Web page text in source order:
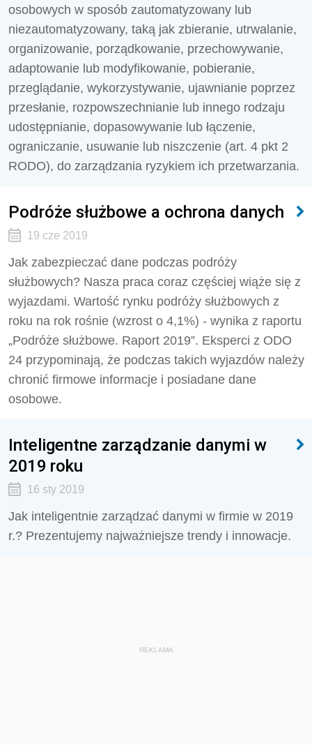
osobowych w sposób zautomatyzowany lub
niezautomatyzowany, taką jak zbieranie, utrwalanie,
organizowanie, porządkowanie, przechowywanie,
adaptowanie lub modyfikowanie, pobieranie,
przeglądanie, wykorzystywanie, ujawnianie poprzez
przesłanie, rozpowszechnianie lub innego rodzaju
udostępnianie, dopasowywanie lub łączenie,
ograniczanie, usuwanie lub niszczenie (art. 4 pkt 2
RODO), do zarządzania ryzykiem ich przetwarzania.
Podróże służbowe a ochrona danych
19 cze 2019
Jak zabezpieczać dane podczas podróży
służbowych? Nasza praca coraz częściej wiąże się z
wyjazdami. Wartość rynku podróży służbowych z
roku na rok rośnie (wzrost o 4,1%) - wynika z raportu
„Podróże służbowe. Raport 2019”. Eksperci z ODO
24 przypominają, że podczas takich wyjazdów należy
chronić firmowe informacje i posiadane dane
osobowe.
Inteligentne zarządzanie danymi w
2019 roku
16 sty 2019
Jak inteligentnie zarządzać danymi w firmie w 2019
r.? Prezentujemy najważniejsze trendy i innowacje.
REKLAMA